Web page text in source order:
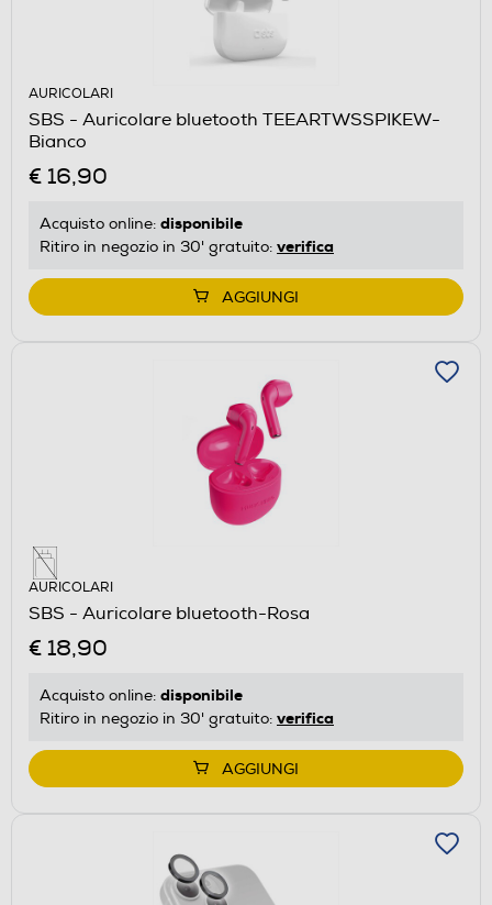
AURICOLARI
SBS - Auricolare bluetooth TEEARTWSSPIKEW-
Bianco
€ 16,90
Acquisto online: disponibile
Ritiro in negozio in 30' gratuito: verifica
AGGIUNGI
AURICOLARI
SBS - Auricolare bluetooth-Rosa
€ 18,90
Acquisto online: disponibile
Ritiro in negozio in 30' gratuito: verifica
AGGIUNGI